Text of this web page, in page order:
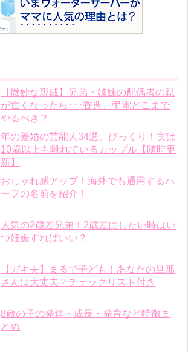
【微妙な親戚】兄弟・姉妹の配偶者の親
が亡くなったら･･･香典、弔電どこまで
やるべき？
年の差婚の芸能人34選。びっくり！実は
10歳以上も離れているカップル【随時更
新】
おしゃれ感アップ！海外でも通用するハ
ーフの名前を紹介！
人気の2歳差兄弟！2歳差にしたい時はい
つ妊娠すればいい？
【ガキ夫】まるで子ども！あなたの旦那
さんは大丈夫？チェックリスト付き
8歳の子の発達・成長・発育など特徴ま
とめ